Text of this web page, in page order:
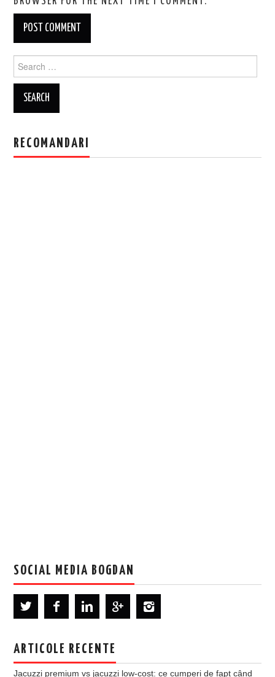
for:
RECOMANDARI
SOCIAL MEDIA BOGDAN
ARTICOLE RECENTE
Jacuzzi premium vs jacuzzi low-cost: ce cumperi de fapt când